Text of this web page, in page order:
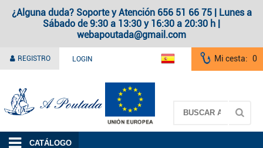
¿Alguna duda? Soporte y Atención 656 51 66 75 | Lunes a
Sábado de 9:30 a 13:30 y 16:30 a 20:30 h |
webapoutada@gmail.com
REGISTRO LOGIN Mi cesta: 0
CATÁLOGO